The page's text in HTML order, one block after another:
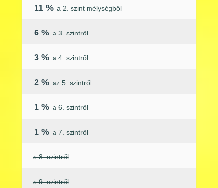
11 % a 2. szint mélységből
6 % a 3. szintről
3 % a 4. szintről
2 % az 5. szintről
1 % a 6. szintről
1 % a 7. szintről
a 8. szintről
a 9. szintről